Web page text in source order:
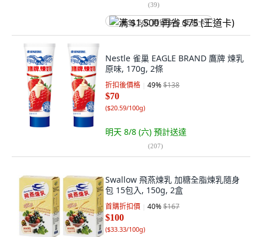
(39)
满 $1,500 再省 $75 (王道卡)
Nestle 雀巢 EAGLE BRAND 鷹牌 煉乳
原味, 170g, 2條
折扣後價格 49%$138
$70
($20.59/100g)
明天 8/8 (六) 預計送達
(207)
Swallow 飛燕煉乳 加糖全脂煉乳隨身
包 15包入, 150g, 2盒
首購折扣價 40%$167
$100
($33.33/100g)